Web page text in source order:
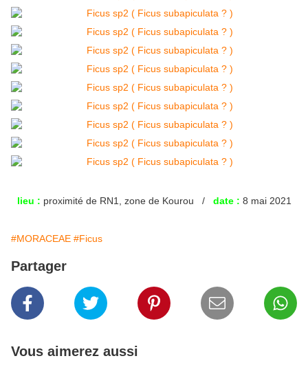
lieu : proximité de RN1, zone de Kourou / date : 8 mai 2021
#MORACEAE #Ficus
Partager
Vous aimerez aussi